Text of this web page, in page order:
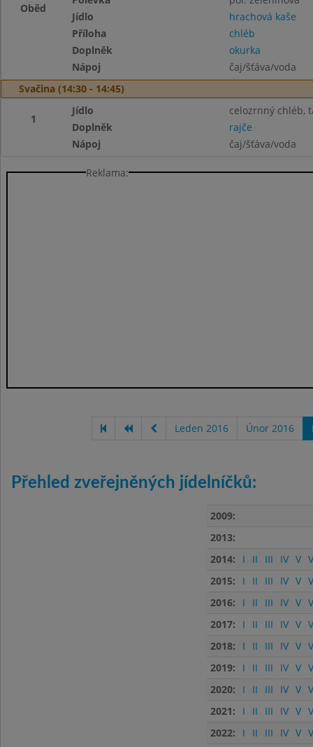
Oběd
Jídlo
hrachová kaše
Příloha
chléb
Doplněk
okurka
Nápoj
čaj/šťáva/voda
Svačina (14:30 - 14:45)
1
Jídlo
celozrnný chléb,
Doplněk
rajče
Nápoj
čaj/šťáva/voda
Reklama:
Leden 2016 Únor 2016
Přehled zveřejněných jídelníčků:
2009:
2013:
2014:
I II III IV V
2015:
I II III IV V
2016:
I II III IV V
2017:
I II III IV V
2018:
I II III IV V
2019:
I II III IV V
2020:
I II III IV V
2021:
I II III IV V
2022:
I II III IV V